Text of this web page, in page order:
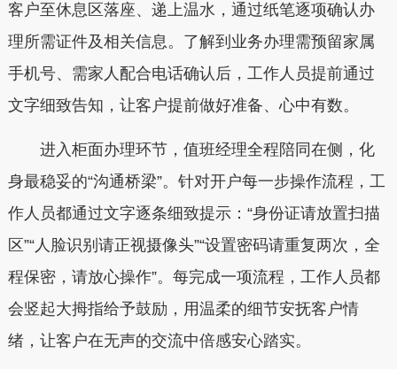
客户至休息区落座、递上温水，通过纸笔逐项确认办
理所需证件及相关信息。了解到业务办理需预留家属
手机号、需家人配合电话确认后，工作人员提前通过
文字细致告知，让客户提前做好准备、心中有数。
进入柜面办理环节，值班经理全程陪同在侧，化
身最稳妥的“沟通桥梁”。针对开户每一步操作流程，工
作人员都通过文字逐条细致提示：“身份证请放置扫描
区”“人脸识别请正视摄像头”“设置密码请重复两次，全
程保密，请放心操作”。每完成一项流程，工作人员都
会竖起大拇指给予鼓励，用温柔的细节安抚客户情
绪，让客户在无声的交流中倍感安心踏实。